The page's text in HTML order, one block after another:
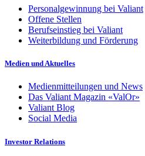
Personalgewinnung bei Valiant
Offene Stellen
Berufseinstieg bei Valiant
Weiterbildung und Förderung
Medien und Aktuelles
Medienmitteilungen und News
Das Valiant Magazin «ValOr»
Valiant Blog
Social Media
Investor Relations